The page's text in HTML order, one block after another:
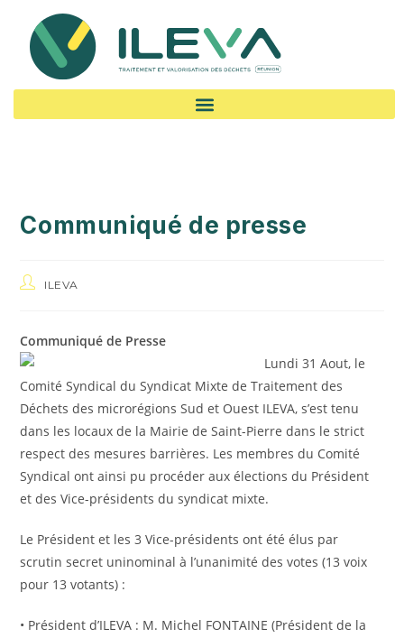
Communiqué de presse
ILEVA
Communiqué de Presse
Lundi 31 Aout, le
Comité Syndical du Syndicat Mixte de Traitement des
Déchets des microrégions Sud et Ouest ILEVA, s’est tenu
dans les locaux de la Mairie de Saint-Pierre dans le strict
respect des mesures barrières. Les membres du Comité
Syndical ont ainsi pu procéder aux élections du Président
et des Vice-présidents du syndicat mixte.
Le Président et les 3 Vice-présidents ont été élus par
scrutin secret uninominal à l’unanimité des votes (13 voix
pour 13 votants) :
• Président d’ILEVA : M. Michel FONTAINE (Président de la